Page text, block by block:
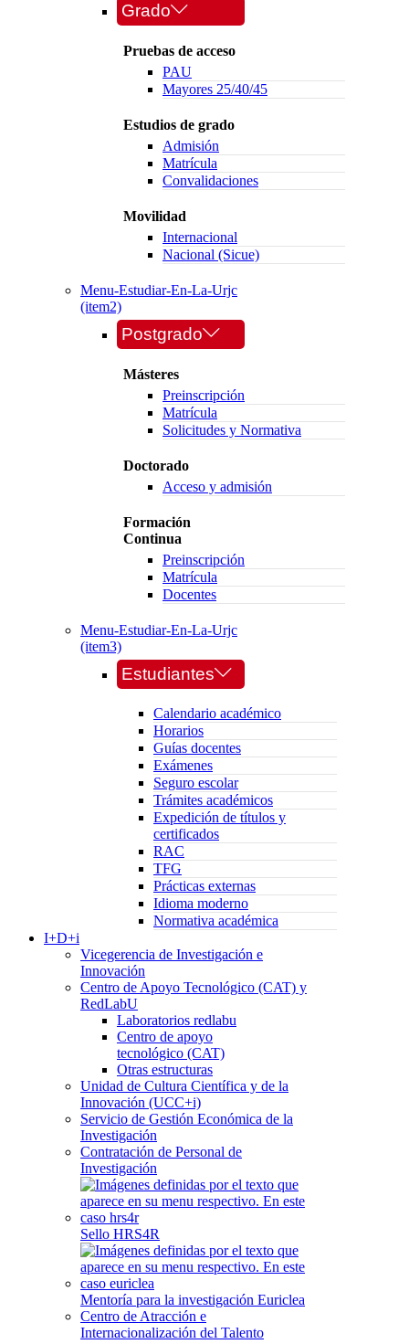
Grado
Pruebas de acceso
PAU
Mayores 25/40/45
Estudios de grado
Admisión
Matrícula
Convalidaciones
Movilidad
Internacional
Nacional (Sicue)
Menu-Estudiar-En-La-Urjc
(item2)
Postgrado
Másteres
Preinscripción
Matrícula
Solicitudes y Normativa
Doctorado
Acceso y admisión
Formación
Continua
Preinscripción
Matrícula
Docentes
Menu-Estudiar-En-La-Urjc
(item3)
Estudiantes
Calendario académico
Horarios
Guías docentes
Exámenes
Seguro escolar
Trámites académicos
Expedición de títulos y
certificados
RAC
TFG
Prácticas externas
Idioma moderno
Normativa académica
I+D+i
Vicegerencia de Investigación e
Innovación
Centro de Apoyo Tecnológico (CAT) y
RedLabU
Laboratorios redlabu
Centro de apoyo
tecnológico (CAT)
Otras estructuras
Unidad de Cultura Científica y de la
Innovación (UCC+i)
Servicio de Gestión Económica de la
Investigación
Contratación de Personal de
Investigación
Sello HRS4R
Mentoría para la investigación Euriclea
Centro de Atracción e
Internacionalización del Talento